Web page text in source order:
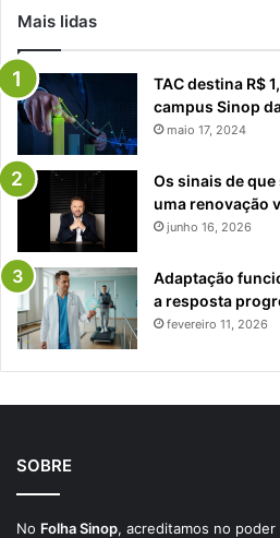
Mais lidas
TAC destina R$
campus Sinop
maio 17, 2024
Os sinais de
uma renovação
junho 16, 2026
Adaptação
a resposta
fevereiro 11, 2026
SOBRE
No Folha Sinop, acreditamos no